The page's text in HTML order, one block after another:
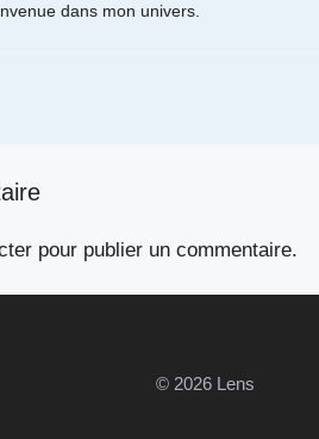
dans mon univers.
pour publier un commentaire.
© 2026 Lens